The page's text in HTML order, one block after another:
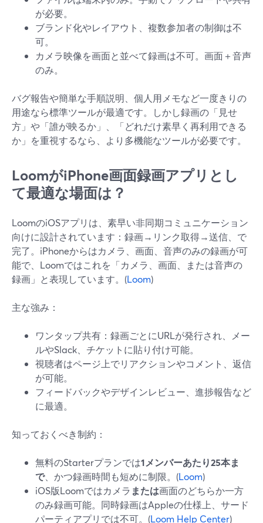
が必要。
ブランド化やレイアウト、複数参加者の制御は不
可。
カメラ映像を画面と並べて録画は不可。画面＋音声
のみ。
バグ報告や簡単な手順説明、個人用メモなど一度きりの
用途なら標準ツールが最適です。しかし録画の「見せ
方」や「誰が映るか」、「どれだけ素早く再利用できる
か」を重視するなら、より多機能なツールが必要です。
LoomがiPhone画面録画アプリとし
て最適な場面は？
LoomのiOSアプリは、素早い非同期コミュニケーション
向けに設計されています：録画→リンク取得→送信、で
完了。iPhoneからはカメラ、画面、音声のみの録画が可
能で、Loomではこれを「カメラ、画面、または音声の
録画」と表現しています。(Loom)
主な強み：
ワンタップ共有：録画ごとにURLが発行され、メー
ルやSlack、チケットに貼り付け可能。
視聴者はページ上でリアクションやコメント、返信
が可能。
フィードバックやデザインレビュー、進捗報告など
に最適。
知っておくべき制約：
無料のStarterプランでは1メンバーあたり25本ま
で、かつ録画時間も短めに制限。(Loom)
iOS版Loomではカメラ または画面のどちらか一方
のみ録画可能。同時録画はAppleの仕様上、サード
パーティアプリでは不可。(Loom Help Center)